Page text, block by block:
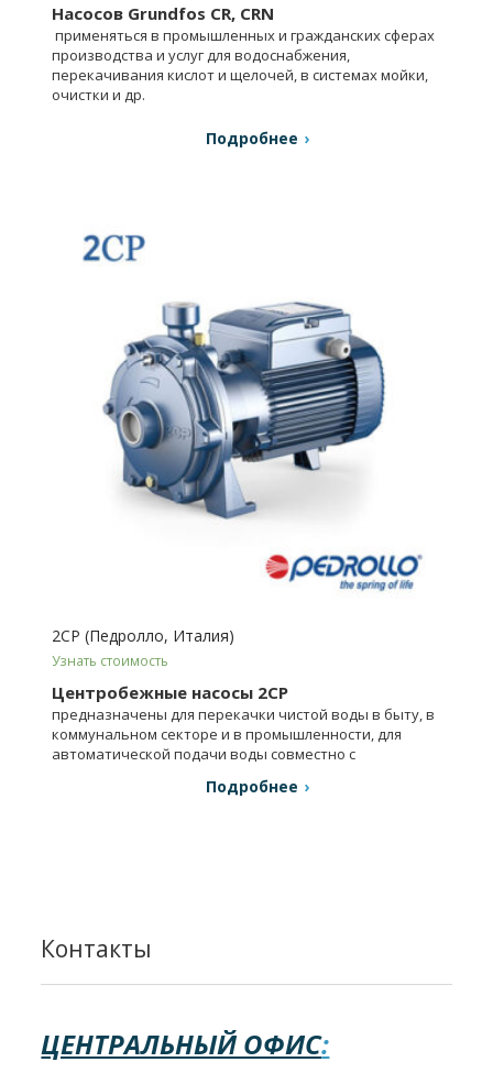
Насосов Grundfos CR, CRN
применяться в промышленных и гражданских сферах
производства и услуг для водоснабжения,
перекачивания кислот и щелочей, в системах мойки,
очистки и др.
Подробнее
2CP (Педролло, Италия)
Узнать стоимость
Центробежные насосы 2CP
предназначены для перекачки чистой воды в быту, в
коммунальном секторе и в промышленности, для
автоматической подачи воды совместно с
Подробнее
Контакты
ЦЕНТРАЛЬНЫЙ ОФИС: